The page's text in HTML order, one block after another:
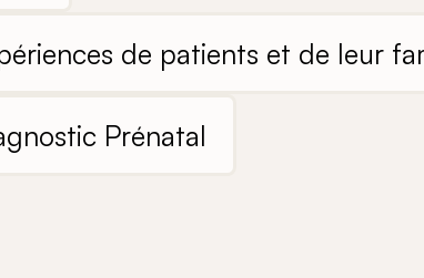
de patients et de leur
Prénatal